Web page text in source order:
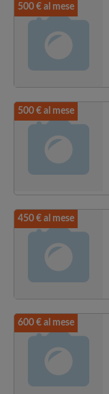
500 € al mese
500 € al mese
450 € al mese
600 € al mese